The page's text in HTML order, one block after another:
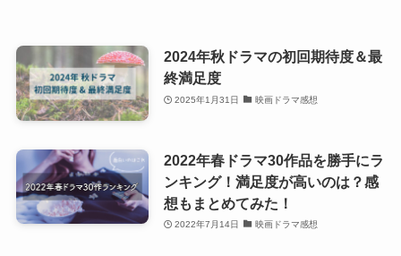
2024年秋ドラマの初回期待度＆最
終満足度
2025年1月31日 映画ドラマ感想
2022年春ドラマ30作品を勝手にラ
ンキング！満足度が高いのは？感
想もまとめてみた！
2022年7月14日 映画ドラマ感想